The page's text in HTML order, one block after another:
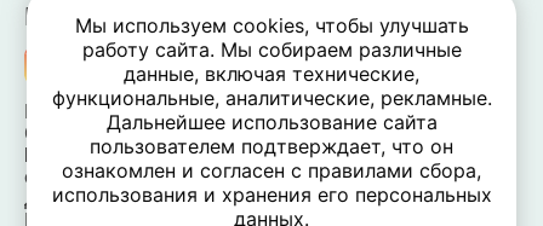
Мы в соцсетях
NEWJOB.BY 🐝 2024 - 2026 | Все права защищены
ООО «Атамантия» | УНП 693331617
Беларусь, Минская обл., Минский р-н, Новодворский
c/c,
дом 40/2, оф. 52, р-н д. Большое Стиклево, 223060
Время работы: пн-пт 09:00-17:30, вых. — сб, вс
Мы используем cookies, чтобы улучшать
работу сайта. Мы собираем различные
данные, включая технические,
функциональные, аналитические, рекламные.
Дальнейшее использование сайта
пользователем подтверждает, что он
ознакомлен и согласен с правилами сбора,
использования и хранения его персональных
данных.